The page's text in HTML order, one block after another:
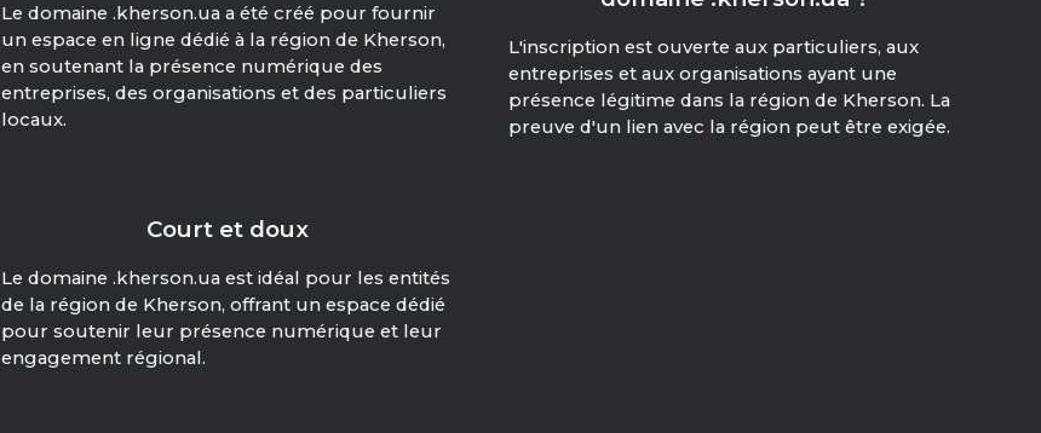
Le domaine .kherson.ua a été créé pour fournir
un espace en ligne dédié à la région de Kherson,
en soutenant la présence numérique des
entreprises, des organisations et des particuliers
locaux.
L'inscription est ouverte aux particuliers, aux
entreprises et aux organisations ayant une
présence légitime dans la région de Kherson. La
preuve d'un lien avec la région peut être exigée.
Court et doux
Le domaine .kherson.ua est idéal pour les entités
de la région de Kherson, offrant un espace dédié
pour soutenir leur présence numérique et leur
engagement régional.